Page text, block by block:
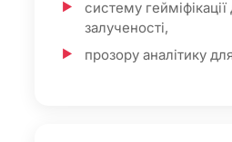
систему
залученості,
прозору аналітику